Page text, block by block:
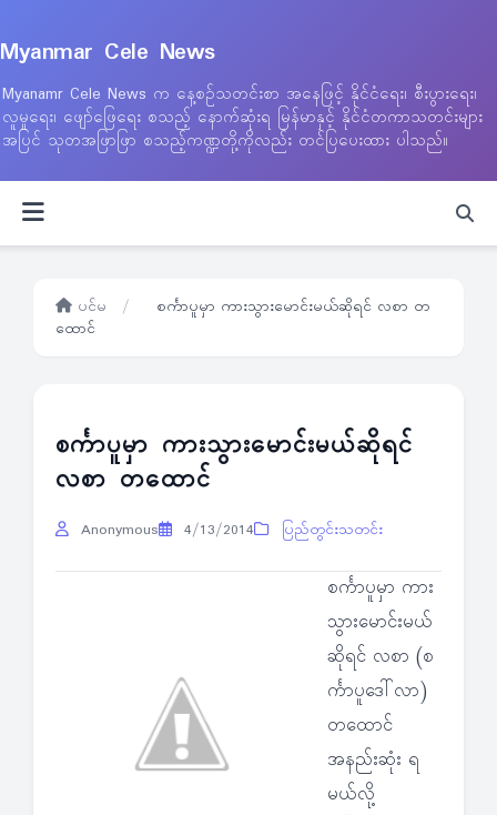
Myanmar Cele News
Myanamr Cele News က နေ့စဉ်သတင်းစာ အနေဖြင့် နိုင်ငံရေး၊ စီးပွားရေး၊
လူမှုရေး၊ ဖျော်ဖြေရေး စသည့် နောက်ဆုံးရ မြန်မာနှင့် နိုင်ငံတကာသတင်းများ
အပြင် သုတအဖြာဖြာ စသည့်ကဏ္ဍတို့ကိုလည်း တင်ပြပေးထား ပါသည်။
ပင်မ /
စင်္ကာပူမှာ ကားသွားမောင်းမယ်ဆိုရင် လစာ တ
ထောင်
စင်္ကာပူမှာ ကားသွားမောင်းမယ်ဆိုရင်
လစာ တထောင်
Anonymous 4/13/2014 ပြည်တွင်းသတင်း
စင်္ကာပူမှာ ကား
သွားမောင်းမယ်
ဆိုရင် လစာ (စ
င်္ကာပူဒေါ်လာ)
တထောင်
အနည်းဆုံး ရ
မယ်လို့